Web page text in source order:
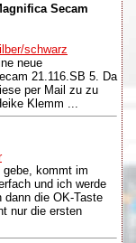
Secam
schwarz
neue
21.116.SB 5. Da
per Mail zu zu
Klemm ...
gebe, kommt im
und ich werde
dann die OK-Taste
nur die ersten